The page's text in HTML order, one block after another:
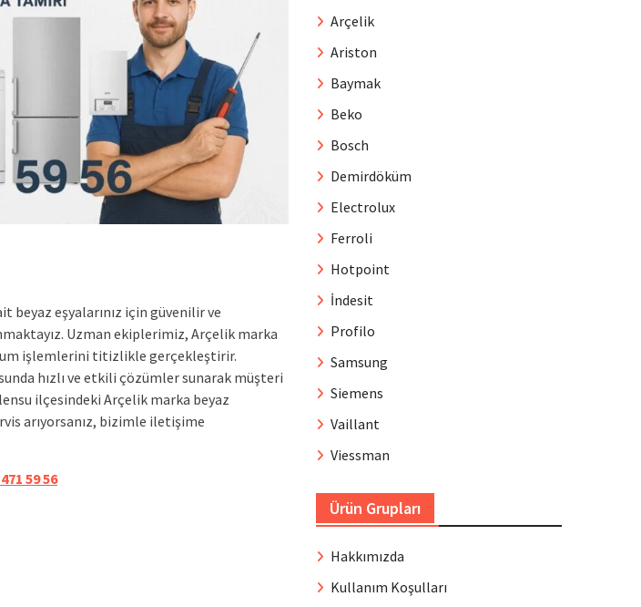
beyaz eşyalarınız için güvenilir ve
Uzman ekiplerimiz, Arçelik marka
işlemlerini titizlikle gerçekleştirir.
hızlı ve etkili çözümler sunarak müşteri
ilçesindeki Arçelik marka beyaz
arıyorsanız, bizimle iletişime
59 56
Arçelik
Ariston
Baymak
Beko
Bosch
Demirdöküm
Electrolux
Ferroli
Hotpoint
İndesit
Profilo
Samsung
Siemens
Vaillant
Viessman
Ürün Grupları
Hakkımızda
Kullanım Koşulları